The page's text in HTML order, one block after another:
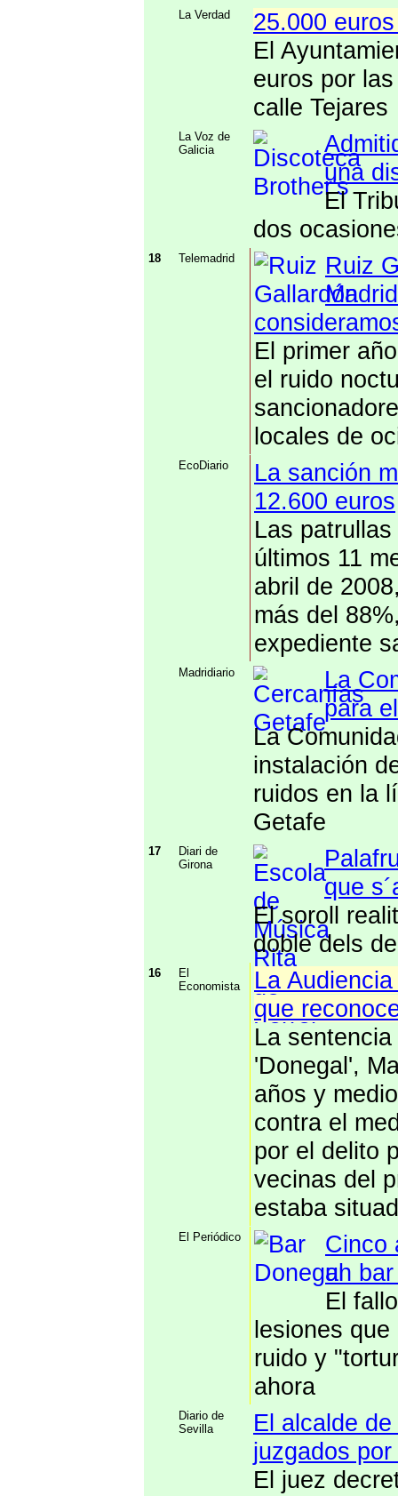
La Verdad
25.000
El
euros por
calle Tejares
La Voz de
Galicia
una
El
dos
18 Telemadrid
Ruiz
El primer
el ruido
locales de
EcoDiario
La sanción
12.600 euros
Las
últimos 11
abril de
más del
expediente
Madridiario
La
para
La
instalación
ruidos en la
Getafe
17
Diari de
Girona
que
El soroll
doble dels
16
El
Economista
La
que
La
'Donegal',
años y
contra el
por el delito
vecinas del
estaba
El Periódico
Cinco
un
El
lesiones
ruido y
ahora
Diario de
Sevilla
El alcalde
juzgados
El juez